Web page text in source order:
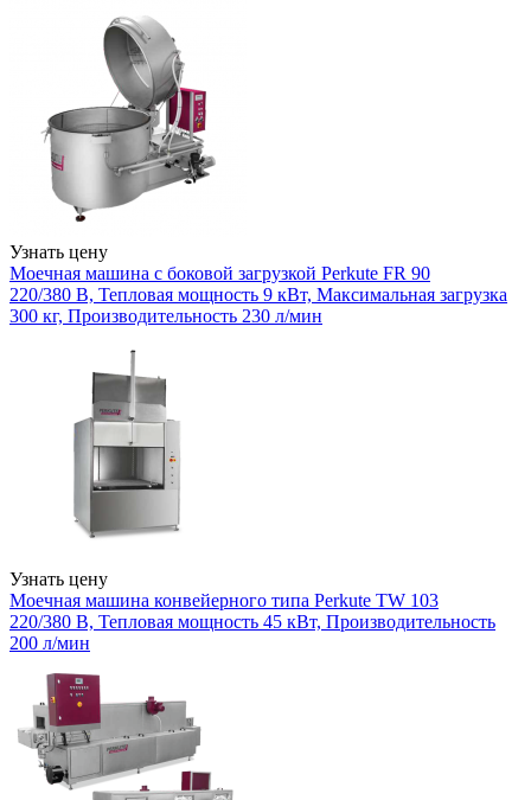
Узнать цену
Моечная машина с боковой загрузкой Perkute FR 90
220/380 В, Тепловая мощность 9 кВт, Максимальная загрузка
300 кг, Производительность 230 л/мин
Узнать цену
Моечная машина конвейерного типа Perkute TW 103
220/380 В, Тепловая мощность 45 кВт, Производительность
200 л/мин